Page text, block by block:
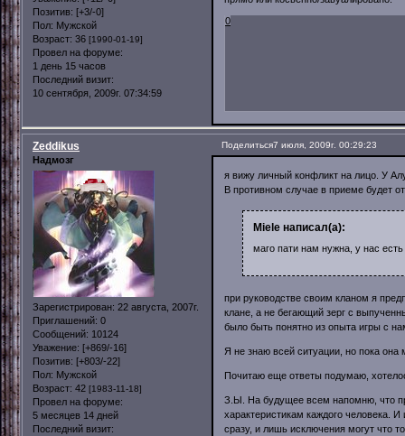
Позитив: [+3/-0]
Пол: Мужской
Возраст: 36 [1990-01-19]
Провел на форуме:
1 день 15 часов
Последний визит:
10 сентября, 2009г. 07:34:59
0
Поделиться7 июля, 2009г. 00:29:23
Zeddikus
Надмозг
Зарегистрирован: 22 августа, 2007г.
Приглашений: 0
Сообщений: 10124
Уважение: [+869/-16]
Позитив: [+803/-22]
Пол: Мужской
Возраст: 42 [1983-11-18]
Провел на форуме:
5 месяцев 14 дней
Последний визит:
я вижу личный конфликт на лицо. У
В противном случае в приеме будет
Miele написал(а):
маго пати нам нужна, у нас
при руководстве своим кланом я
клане, а не бегающий зерг с
было быть понятно из опыта игры с
Я не знаю всей ситуации, но пока
Почитаю еще ответы подумаю,
З.Ы. На будущее всем напомню, что
характеристикам каждого человека.
сразу, и лишь исключения могут что